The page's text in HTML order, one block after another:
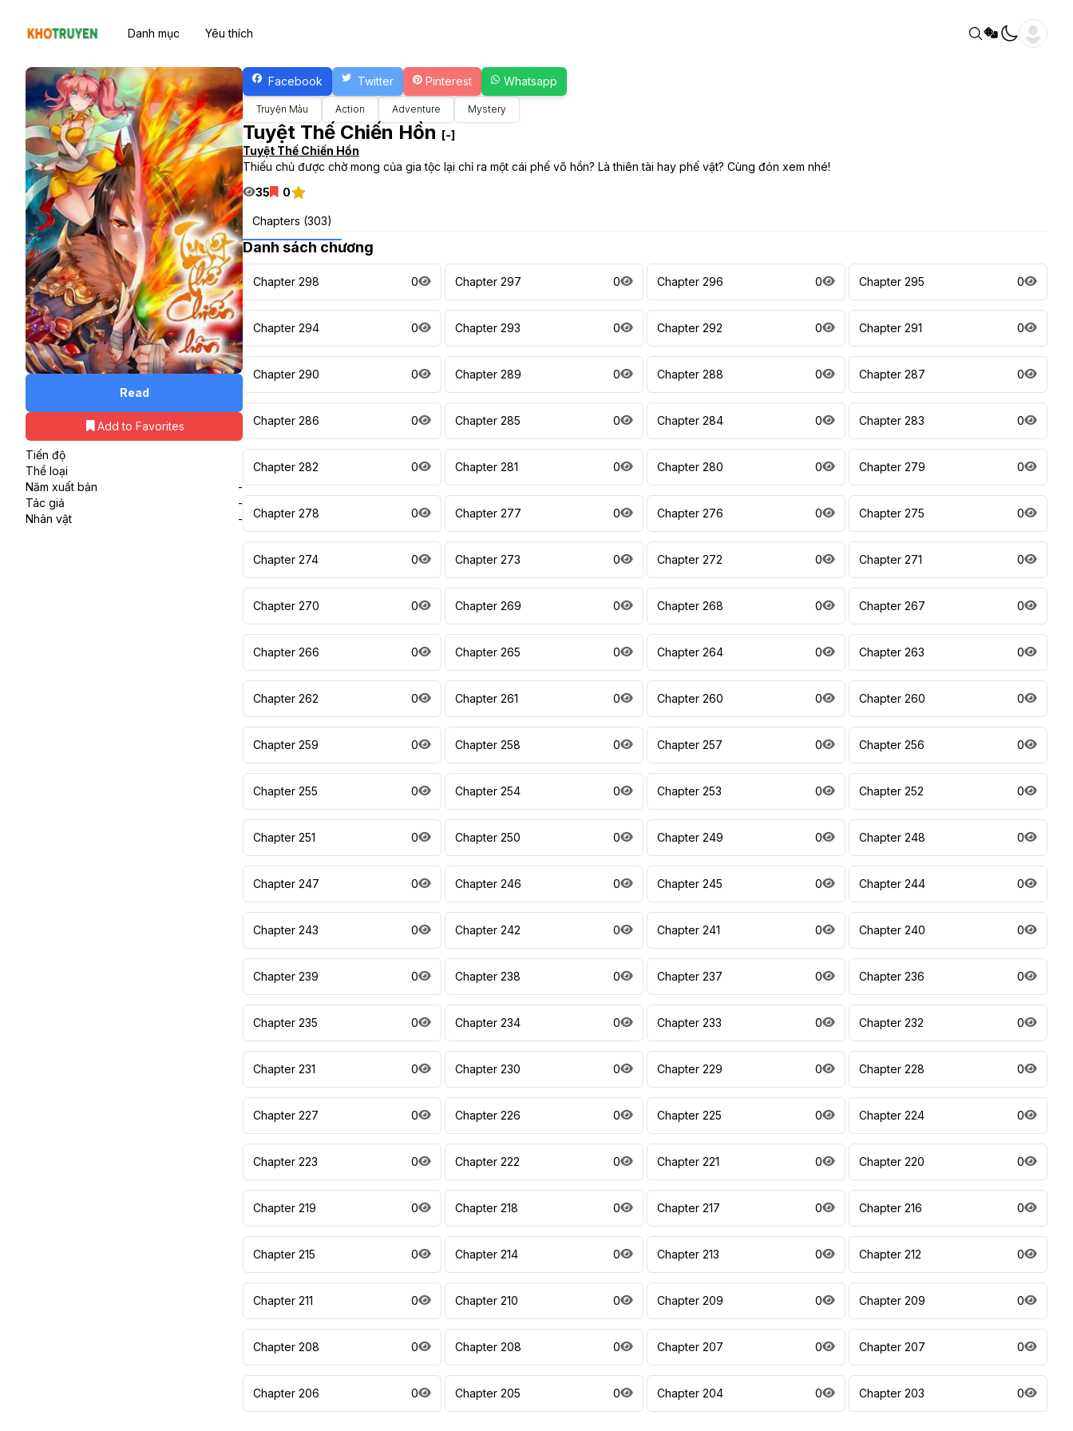
Danh mục Yêu thích
Read
Add to Favorites
Tiến độ
Thể loại
Năm xuất bản
-
Tác giả
-
Nhân vật
-
Facebook Twitter Pinterest Whatsapp
Truyện Màu Action Adventure Mystery
Tuyệt Thế Chiến Hồn [-]
Tuyệt Thế Chiến Hồn
Thiếu chủ được chờ mong của gia tộc lại chỉ ra một cái phế võ hồn? Là thiên tài hay phế vật? Cùng đón xem nhé!
35
0
Chapters (303)
Danh sách chương
Chapter 298 0 Chapter 297 0 Chapter 296 0 Chapter 295 0
Chapter 294 0 Chapter 293 0 Chapter 292 0 Chapter 291 0
Chapter 290 0 Chapter 289 0 Chapter 288 0 Chapter 287 0
Chapter 286 0 Chapter 285 0 Chapter 284 0 Chapter 283 0
Chapter 282 0 Chapter 281 0 Chapter 280 0 Chapter 279 0
Chapter 278 0 Chapter 277 0 Chapter 276 0 Chapter 275 0
Chapter 274 0 Chapter 273 0 Chapter 272 0 Chapter 271 0
Chapter 270 0 Chapter 269 0 Chapter 268 0 Chapter 267 0
Chapter 266 0 Chapter 265 0 Chapter 264 0 Chapter 263 0
Chapter 262 0 Chapter 261 0 Chapter 260 0 Chapter 260 0
Chapter 259 0 Chapter 258 0 Chapter 257 0 Chapter 256 0
Chapter 255 0 Chapter 254 0 Chapter 253 0 Chapter 252 0
Chapter 251 0 Chapter 250 0 Chapter 249 0 Chapter 248 0
Chapter 247 0 Chapter 246 0 Chapter 245 0 Chapter 244 0
Chapter 243 0 Chapter 242 0 Chapter 241 0 Chapter 240 0
Chapter 239 0 Chapter 238 0 Chapter 237 0 Chapter 236 0
Chapter 235 0 Chapter 234 0 Chapter 233 0 Chapter 232 0
Chapter 231 0 Chapter 230 0 Chapter 229 0 Chapter 228 0
Chapter 227 0 Chapter 226 0 Chapter 225 0 Chapter 224 0
Chapter 223 0 Chapter 222 0 Chapter 221 0 Chapter 220 0
Chapter 219 0 Chapter 218 0 Chapter 217 0 Chapter 216 0
Chapter 215 0 Chapter 214 0 Chapter 213 0 Chapter 212 0
Chapter 211 0 Chapter 210 0 Chapter 209 0 Chapter 209 0
Chapter 208 0 Chapter 208 0 Chapter 207 0 Chapter 207 0
Chapter 206 0 Chapter 205 0 Chapter 204 0 Chapter 203 0